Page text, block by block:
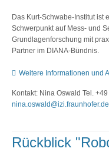
Das Kurt-Schwabe-Institut ist
Schwerpunkt auf Mess- und
Grundlagenforschung mit
Partner im DIANA-Bündnis.
Weitere Informationen und
Kontakt: Nina Oswald Tel.
nina.oswald@izi.fraunhofer.de
Rückblick